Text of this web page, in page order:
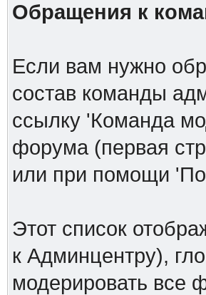
Обращения к
Если вам нужно
состав команды
ссылку 'Команда
форума (первая
или при помощи
Этот список
к Админцентру),
модерировать все